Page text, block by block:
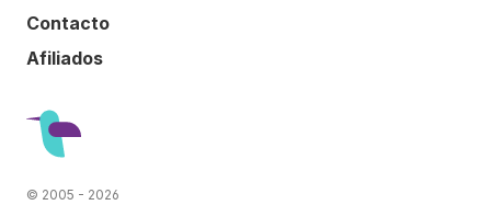
Contacto
Afiliados
© 2005 - 2026